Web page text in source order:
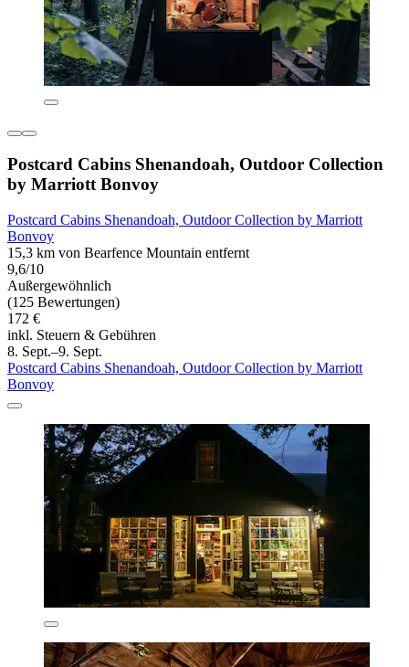
Postcard Cabins Shenandoah, Outdoor Collection
by Marriott Bonvoy
Postcard Cabins Shenandoah, Outdoor Collection by Marriott
Bonvoy
15,3 km von Bearfence Mountain entfernt
9,6/10
Außergewöhnlich
(125 Bewertungen)
172 €
inkl. Steuern & Gebühren
8. Sept.–9. Sept.
Postcard Cabins Shenandoah, Outdoor Collection by Marriott
Bonvoy